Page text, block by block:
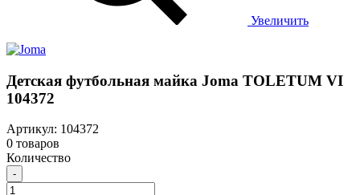
Увеличить
Детская футбольная майка Joma TOLETUM VI
104372
Артикул: 104372
0 товаров
Количество
-